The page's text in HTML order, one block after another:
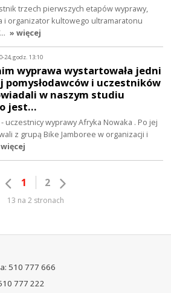
trzech pierwszych etapów wyprawy,
i organizator kultowego ultramaratonu
» więcej
24, godz. 13:10
wyprawa wystartowała jedni
pomysłodawców i uczestników
w naszym studiu
jest…
uczestnicy wyprawy Afryka Nowaka . Po jej
z grupą Bike Jamboree w organizacji i
1 2
13 na 2 stronach
510 777 666
777 222